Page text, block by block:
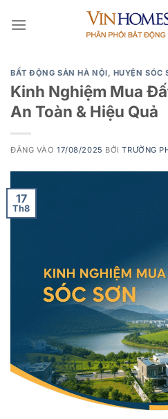
qua
BẤT ĐỘNG SẢN HÀ NỘI, HUYỆN SÓC
Kinh Nghiệm Mua
An Toàn & Hiệu Quả
ĐĂNG VÀO17/08/2025 BỞITRƯỜNG
17
Th8